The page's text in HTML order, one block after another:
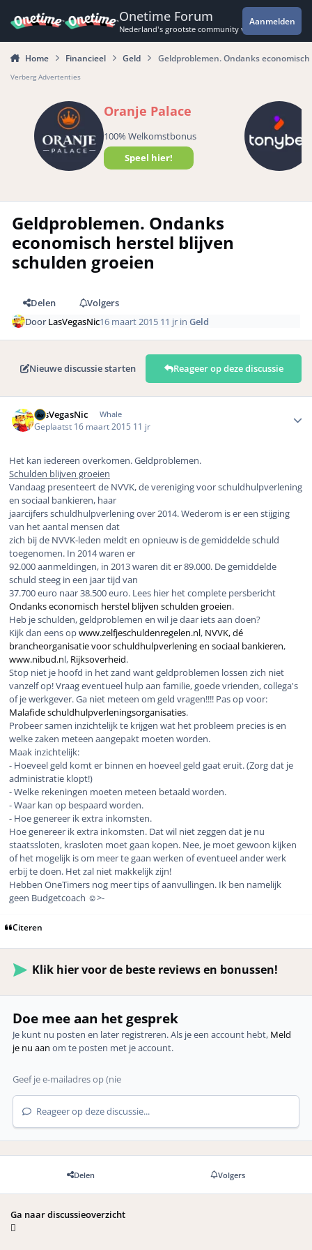
Onetime Forum
Nederland's grootste community voor de
Aanmelden
Home Financieel Geld Geldproblemen. Ondanks
Verberg Advertenties
Oranje Palace
100% Welkomstbonus
Speel hier!
Geldproblemen. Ondanks
economisch herstel blijven
schulden groeien
Delen
Volgers
DoorLasVegasNic16 maart 2015 11 jr inGeld
Nieuwe discussie starten Reageer op deze discussie
LasVegasNic Whale
Geplaatst 16 maart 2015 11 jr
Het kan iedereen overkomen. Geldproblemen.
Schulden blijven groeien
Vandaag presenteert de NVVK, de vereniging voor schuldhulpverlening
en sociaal bankieren, haar
jaarcijfers schuldhulpverlening over 2014. Wederom is er een stijging
van het aantal mensen dat
zich bij de NVVK-leden meldt en opnieuw is de gemiddelde schuld
toegenomen. In 2014 waren er
92.000 aanmeldingen, in 2013 waren dit er 89.000. De gemiddelde
schuld steeg in een jaar tijd van
37.700 euro naar 38.500 euro. Lees hier het complete persbericht
Ondanks economisch herstel blijven schulden groeien.
Heb je schulden, geldproblemen en wil je daar iets aan doen?
Kijk dan eens opwww.zelfjeschuldenregelen.nl, NVVK, dé
brancheorganisatie voor schuldhulpverlening en sociaal bankieren,
www.nibud.nl, Rijksoverheid.
Stop niet je hoofd in het zand want geldproblemen lossen zich niet
vanzelf op! Vraag eventueel hulp aan familie, goede vrienden, collega's
of je werkgever. Ga niet meteen om geld vragen!!!! Pas op voor:
Malafide schuldhulpverleningsorganisaties.
Probeer samen inzichtelijk te krijgen wat het probleem precies is en
welke zaken meteen aangepakt moeten worden.
Maak inzichtelijk:
- Hoeveel geld komt er binnen en hoeveel geld gaat eruit. (Zorg dat je
administratie klopt!)
- Welke rekeningen moeten meteen betaald worden.
- Waar kan op bespaard worden.
- Hoe genereer ik extra inkomsten.
Hoe genereer ik extra inkomsten. Dat wil niet zeggen dat je nu
staatssloten, krasloten moet gaan kopen. Nee, je moet gewoon kijken
of het mogelijk is om meer te gaan werken of eventueel ander werk
erbij te doen. Het zal niet makkelijk zijn!
Hebben OneTimers nog meer tips of aanvullingen. Ik ben namelijk
geen Budgetcoach ☺️>-
Citeren
Klik hier voor de beste reviews en bonussen!
Doe mee aan het gesprek
Je kunt nu posten en later registreren. Als je een account hebt, Meld
je nu aan om te posten met je account.
Reageer op deze discussie...
Delen Volgers
Ga naar discussieoverzicht